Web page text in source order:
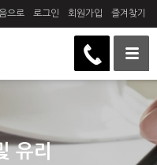
으로 로그인 회원가입 즐겨찾기
유리